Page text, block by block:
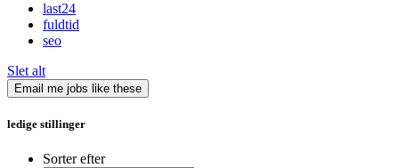
last24
fuldtid
seo
Slet alt
Email me jobs like these
ledige stillinger
Sorter efter